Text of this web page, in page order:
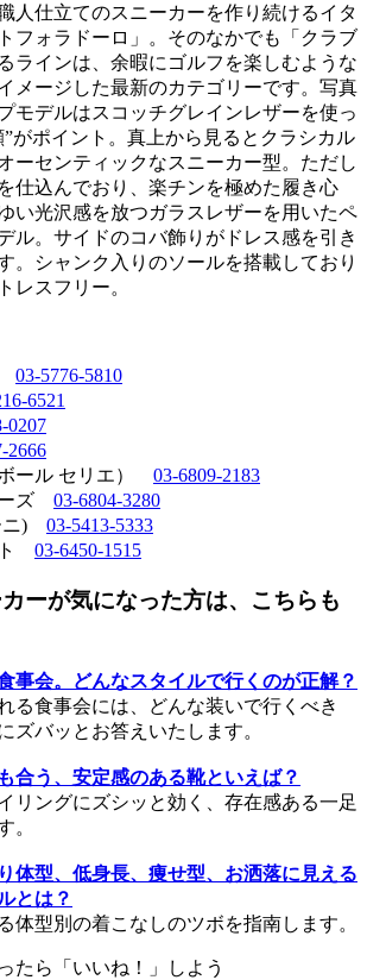
人仕立てのスニーカーを作り続けるイタ
フォラドーロ」。そのなかでも「クラブ
ラインは、余暇にゴルフを楽しむような
メージした最新のカテゴリーです。写真
モデルはスコッチグレインレザーを使っ
がポイント。真上から見るとクラシカル
ーセンティックなスニーカー型。ただし
仕込んでおり、楽チンを極めた履き心
い光沢感を放つガラスレザーを用いたペ
ル。サイドのコバ飾りがドレス感を引き
。シャンク入りのソールを搭載しており
レスフリー。
03-5776-5810
6521
0207
2666
ール セリエ） 03-6809-2183
ズ 03-6804-3280
ニ) 03-5413-5333
ト 03-6450-1515
ーが気になった方は、こちらも
事会。どんなスタイルで行くのが正解？
る食事会には、どんな装いで行くべき
ズバッとお答えいたします。
合う、安定感のある靴といえば？
リングにズシッと効く、存在感ある一足
。
体型、低身長、痩せ型、お洒落に見える
とは？
体型別の着こなしのツボを指南します。
たら「いいね！」しよう